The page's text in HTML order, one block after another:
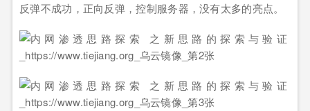
反弹不成功，正向反弹，控制服务器，没有太多的亮点。